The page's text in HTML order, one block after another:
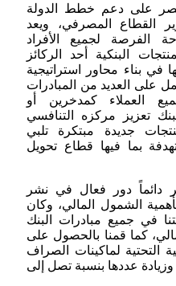
على دعم خطط الدولة
القطاع المصرفي، ويعد
الفرصة لجميع الأفراد
البنكية أحد الركائز
في بناء محاور استراتيجية
على العديد من المبادرات
العملاء كمدخرين أو
تعزيز مركزه التنافسي
جديدة مبتكرة تلبي
بما فيها قطاع تحويل
دور فعال في نشر
الشمول المالي، وكان
في جميع مبادرات البنك
كما قمنا بالحصول على
التحتية لماكينات الصراف
وزيادة عددها بنسبة تصل إلى